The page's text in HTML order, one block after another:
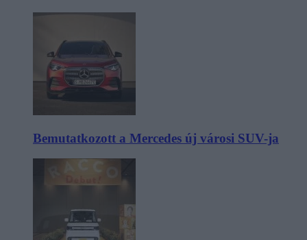
Bemutatkozott a Mercedes új városi SUV-ja